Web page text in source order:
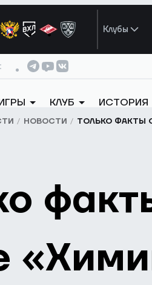
Клубы
КЛУБ ИСТОРИЯ
НОВОСТИ ТОЛЬКО ФАКТЫ